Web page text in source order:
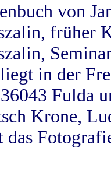
von
früher
in der
Fulda
Krone,